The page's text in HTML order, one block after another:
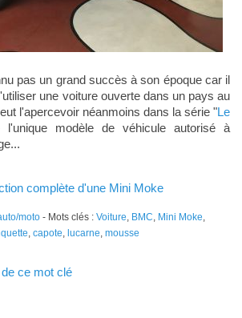
pas un grand succès à son époque car il
une voiture ouverte dans un pays au
l'apercevoir néanmoins dans la série "Le
l'unique modèle de véhicule autorisé à
complète d'une Mini Moke
moto- Mots clés : Voiture BMC Mini Moke
capote lucarne mousse
ce mot clé